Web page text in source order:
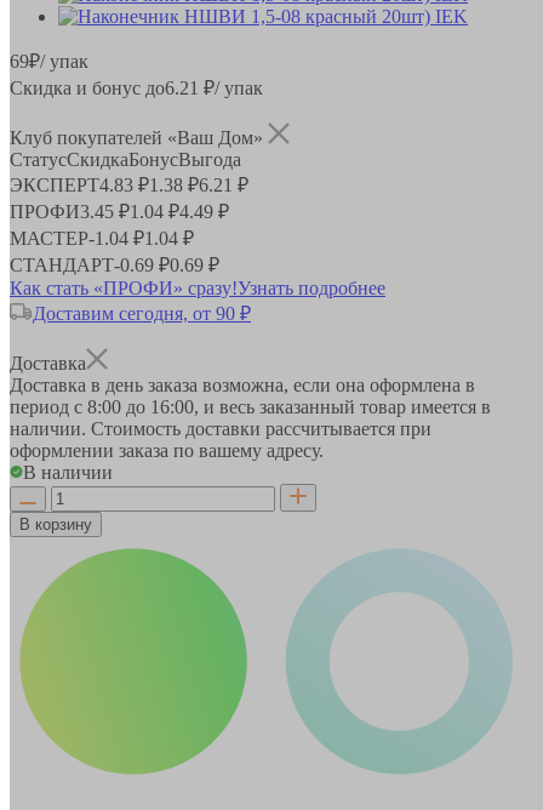
69₽/ упак
Скидка и бонус до6.21 ₽/ упак
Клуб покупателей «Ваш Дом»
СтатусСкидкаБонусВыгода
ЭКСПЕРТ4.83 ₽1.38 ₽6.21 ₽
ПРОФИ3.45 ₽1.04 ₽4.49 ₽
МАСТЕР-1.04 ₽1.04 ₽
СТАНДАРТ-0.69 ₽0.69 ₽
Как стать «ПРОФИ» сразу!Узнать подробнее
Доставим сегодня, от 90 ₽
Доставка
Доставка в день заказа возможна, если она оформлена в
период с 8:00 до 16:00, и весь заказанный товар имеется в
наличии. Стоимость доставки рассчитывается при
оформлении заказа по вашему адресу.
В наличии
В корзину